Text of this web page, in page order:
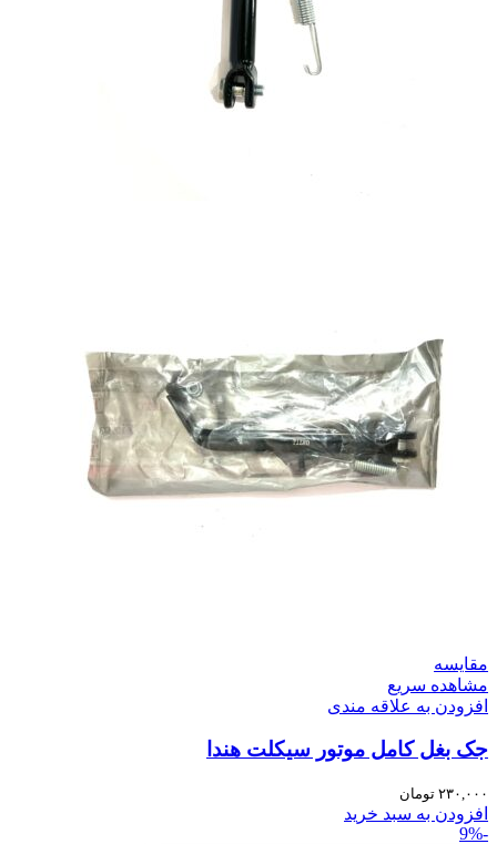
مقایسه
مشاهده سریع
افزودن به علاقه مندی
جک بغل کامل موتور سیکلت هندا
۲۳۰,۰۰۰ تومان
افزودن به سبد خرید
-9%